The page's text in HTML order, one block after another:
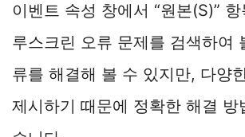
이벤트 속성 창에서 “원본(S)”
루스크린 오류 문제를 검색하여
류를 해결해 볼 수 있지만, 다양
제시하기 때문에 정확한 해결 방